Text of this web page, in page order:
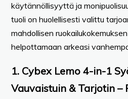
käytännöllisyyttä ja
tuoli on huolellisesti valittu
mahdollisen
helpottamaan arkeasi
1. Cybex Lemo 4-in-1
Vauvaistuin & Tarjotin